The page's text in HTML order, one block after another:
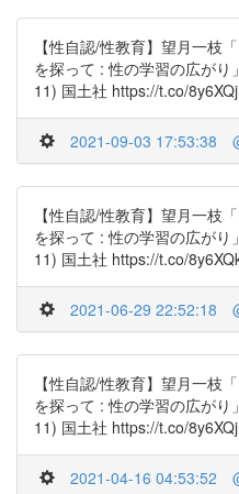
【性自認/性教育】望月一枝
を探って : 性の学習の広が
11) 国土社 https://t.co/
2021-09-03 17:53:38
【性自認/性教育】望月一枝
を探って : 性の学習の広が
11) 国土社 https://t.co/
2021-06-29 22:52:18
【性自認/性教育】望月一枝
を探って : 性の学習の広が
11) 国土社 https://t.co/
2021-04-16 04:53:52